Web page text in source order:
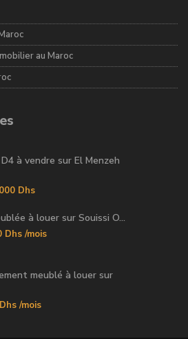
au Maroc
à vendre sur El Menzeh
Dhs
à louer sur Souissi O...
Dhs /mois
meublé à louer sur
/mois